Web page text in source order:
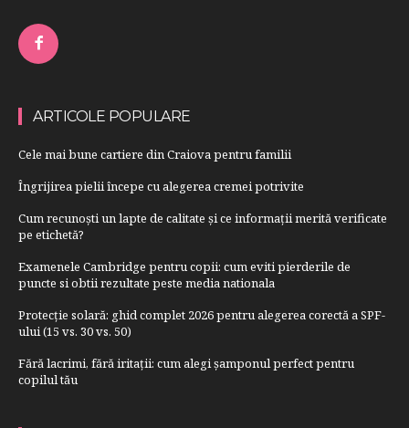
ARTICOLE POPULARE
Cele mai bune cartiere din Craiova pentru familii
Îngrijirea pielii începe cu alegerea cremei potrivite
Cum recunoști un lapte de calitate și ce informații merită verificate
pe etichetă?
Examenele Cambridge pentru copii: cum eviti pierderile de
puncte si obtii rezultate peste media nationala
Protecție solară: ghid complet 2026 pentru alegerea corectă a SPF-
ului (15 vs. 30 vs. 50)
Fără lacrimi, fără iritații: cum alegi șamponul perfect pentru
copilul tău